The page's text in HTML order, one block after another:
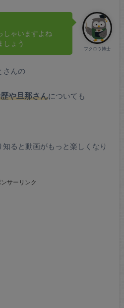
フクロウ博士
しゃいますよね
しょう
さんの
や旦那さんについても
ると動画がもっと楽しくなり
ンサーリンク